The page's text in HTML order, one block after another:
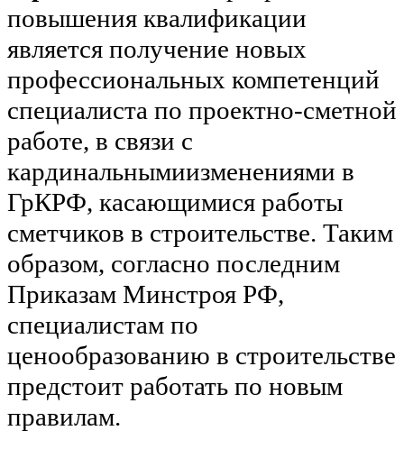
повышения квалификации
является получение новых
профессиональных компетенций
специалиста по проектно-сметной
работе, в связи с
кардинальнымиизменениями в
ГрКРФ, касающимися работы
сметчиков в строительстве. Таким
образом, согласно последним
Приказам Минстроя РФ,
специалистам по
ценообразованию в строительстве
предстоит работать по новым
правилам.